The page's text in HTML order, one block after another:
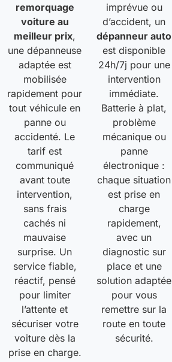
remorquage
voiture au
meilleur prix,
une dépanneuse
adaptée est
mobilisée
rapidement pour
tout véhicule en
panne ou
accidenté. Le
tarif est
communiqué
avant toute
intervention,
sans frais
cachés ni
mauvaise
surprise. Un
service fiable,
réactif, pensé
pour limiter
l’attente et
sécuriser votre
voiture dès la
prise en charge.
imprévue ou
d’accident, un
dépanneur auto
est disponible
24h/7j pour une
intervention
immédiate.
Batterie à plat,
problème
mécanique ou
panne
électronique :
chaque situation
est prise en
charge
rapidement,
avec un
diagnostic sur
place et une
solution adaptée
pour vous
remettre sur la
route en toute
sécurité.